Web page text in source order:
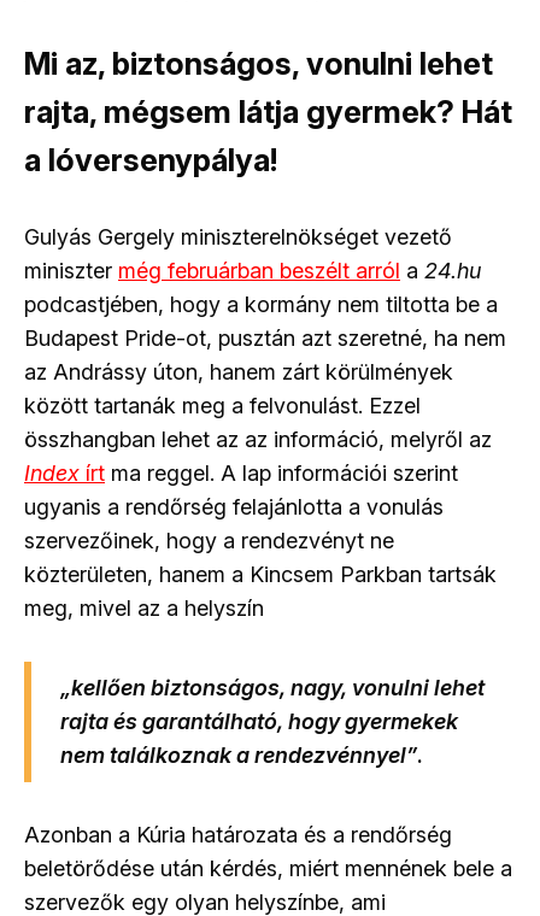
Mi az, biztonságos, vonulni lehet
rajta, mégsem látja gyermek? Hát
a lóversenypálya!
Gulyás Gergely miniszterelnökséget vezető
miniszter még februárban beszélt arról a 24.hu
podcastjében, hogy a kormány nem tiltotta be a
Budapest Pride-ot, pusztán azt szeretné, ha nem
az Andrássy úton, hanem zárt körülmények
között tartanák meg a felvonulást. Ezzel
összhangban lehet az az információ, melyről az
Index írt ma reggel. A lap információi szerint
ugyanis a rendőrség felajánlotta a vonulás
szervezőinek, hogy a rendezvényt ne
közterületen, hanem a Kincsem Parkban tartsák
meg, mivel az a helyszín
„kellően biztonságos, nagy, vonulni lehet
rajta és garantálható, hogy gyermekek
nem találkoznak a rendezvénnyel”.
Azonban a Kúria határozata és a rendőrség
beletörődése után kérdés, miért mennének bele a
szervezők egy olyan helyszínbe, ami